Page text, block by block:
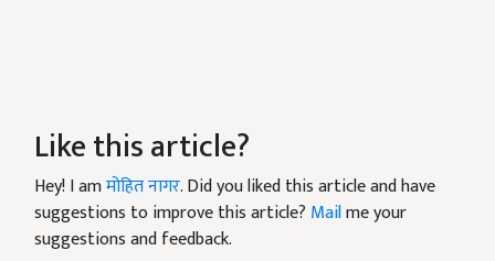
Like this article?
Hey! I amमोहित नागर. Did you liked this article and have
suggestions to improve this article? Mailme your
suggestions and feedback.